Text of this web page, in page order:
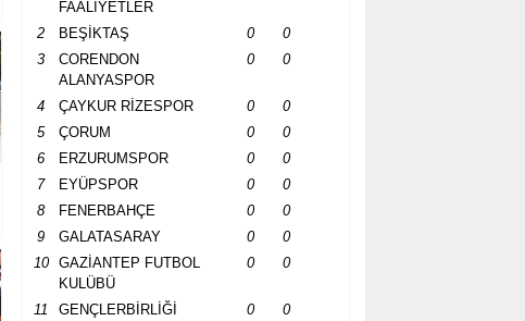
FAALİYETLER
2 BEŞİKTAŞ 0
0
3
CORENDON
ALANYASPOR
0 0
4 ÇAYKUR RİZESPOR 0
0
5
ÇORUM 0
0
6
ERZURUMSPOR 0
0
7
EYÜPSPOR 0
0
8
FENERBAHÇE 0
0
9
GALATASARAY 0
0
10
GAZİANTEP FUTBOL
KULÜBÜ
0 0
11 GENÇLERBİRLİĞİ 0
0